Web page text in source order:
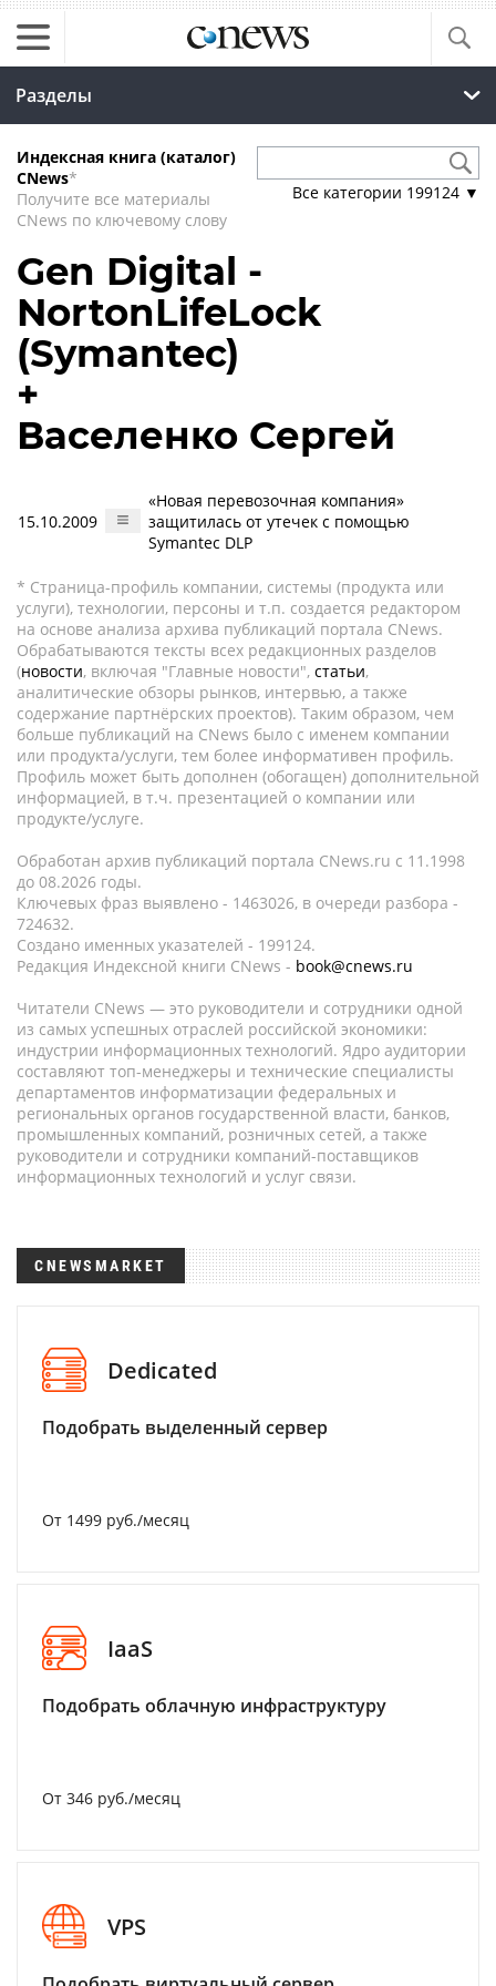
Разделы
Индексная книга (каталог)
CNews*
Получите все материалы
CNews по ключевому слову
Все категории 199124 ▼
Gen Digital -
NortonLifeLock
(Symantec)
+
Васеленко Сергей
15.10.2009
«Новая перевозочная компания»
защитилась от утечек с помощью
Symantec DLP
* Страница-профиль компании, системы (продукта или
услуги), технологии, персоны и т.п. создается редактором
на основе анализа архива публикаций портала CNews.
Обрабатываются тексты всех редакционных разделов
(новости, включая "Главные новости", статьи,
аналитические обзоры рынков, интервью, а также
содержание партнёрских проектов). Таким образом, чем
больше публикаций на CNews было с именем компании
или продукта/услуги, тем более информативен профиль.
Профиль может быть дополнен (обогащен) дополнительной
информацией, в т.ч. презентацией о компании или
продукте/услуге.
Обработан архив публикаций портала CNews.ru c 11.1998
до 08.2026 годы.
Ключевых фраз выявлено - 1463026, в очереди разбора -
724632.
Создано именных указателей - 199124.
Редакция Индексной книги CNews - book@cnews.ru
Читатели CNews — это руководители и сотрудники одной
из самых успешных отраслей российской экономики:
индустрии информационных технологий. Ядро аудитории
составляют топ-менеджеры и технические специалисты
департаментов информатизации федеральных и
региональных органов государственной власти, банков,
промышленных компаний, розничных сетей, а также
руководители и сотрудники компаний-поставщиков
информационных технологий и услуг связи.
CNEWSMARKET
Dedicated
Подобрать выделенный сервер
От 1499 руб./месяц
IaaS
Подобрать облачную инфраструктуру
От 346 руб./месяц
VPS